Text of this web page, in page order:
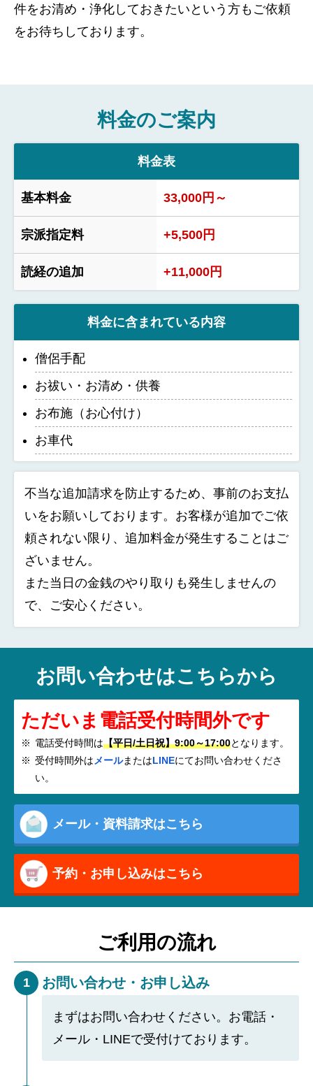
件をお清め・浄化しておきたいという方もご依頼
をお待ちしております。
料金のご案内
料金表
基本料金 33,000円～
宗派指定料 +5,500円
読経の追加 +11,000円
料金に含まれている内容
僧侶手配
お祓い・お清め・供養
お布施（お心付け）
お車代
不当な追加請求を防止するため、事前のお支払
いをお願いしております。お客様が追加でご依
頼されない限り、追加料金が発生することはご
ざいません。
また当日の金銭のやり取りも発生しませんの
で、ご安心ください。
お問い合わせはこちらから
ただいま電話受付時間外です
電話受付時間は【平日/土日祝】9:00～17:00となります。
受付時間外は メールまたはLINEにてお問い合わせくださ
い。
メール・資料請求はこちら
予約・お申し込みはこちら
ご利用の流れ
1 お問い合わせ・お申し込み
まずはお問い合わせください。お電話・
メール・LINEで受付けております。